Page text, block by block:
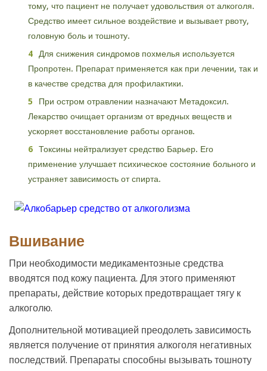
тому, что пациент не получает удовольствия от алкоголя.
Средство имеет сильное воздействие и вызывает рвоту,
головную боль и тошноту.
Для снижения синдромов похмелья используется
Пропротен. Препарат применяется как при лечении, так и
в качестве средства для профилактики.
При остром отравлении назначают Метадоксил.
Лекарство очищает организм от вредных веществ и
ускоряет восстановление работы органов.
Токсины нейтрализует средство Барьер. Его
применение улучшает психическое состояние больного и
устраняет зависимость от спирта.
Вшивание
При необходимости медикаментозные средства
вводятся под кожу пациента. Для этого применяют
препараты, действие которых предотвращает тягу к
алкоголю.
Дополнительной мотивацией преодолеть зависимость
является получение от принятия алкоголя негативных
последствий. Препараты способны вызывать тошноту